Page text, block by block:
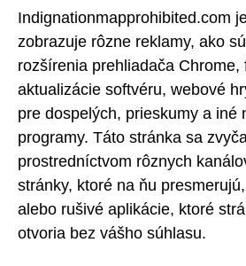
Indignationmapprohibited.com
zobrazuje rôzne reklamy, ako
rozšírenia prehliadača Chrome,
aktualizácie softvéru, webové
pre dospelých, prieskumy a iné
programy. Táto stránka sa
prostredníctvom rôznych
stránky, ktoré na ňu
alebo rušivé aplikácie, ktoré
otvoria bez vášho súhlasu.